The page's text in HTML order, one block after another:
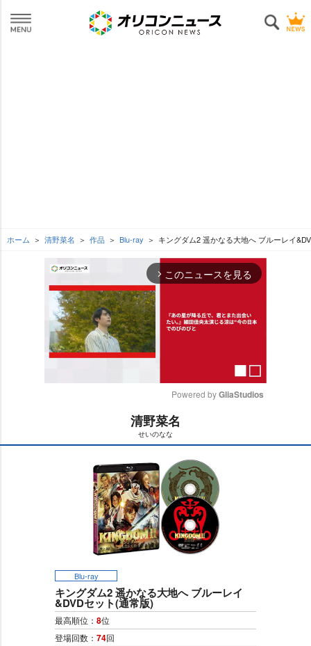
ホーム 清野菜名 作品 Blu-ray キングダム2 遥かなる大地へ ブルーレイ
arrow_forward_ios このニュースを見る
t
Powered by GliaStudios
清野菜名
せいのなな
Blu-ray
キングダム2 遥かなる大地へ ブルーレイ
&DVDセット(通常版)
最高順位： 8位
登場回数： 74回